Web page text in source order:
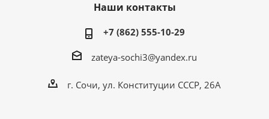
Наши контакты
+7 (862) 555-10-29
zateya-sochi3@yandex.ru
г. Сочи, ул. Конституции СССР, 26А